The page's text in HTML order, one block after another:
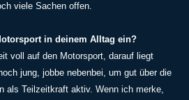
viele Sachen offen.
in deinem Alltag ein?
voll auf den Motorsport, darauf liegt
jung, jobbe nebenbei, um gut über die
als Teilzeitkraft aktiv. Wenn ich merke,